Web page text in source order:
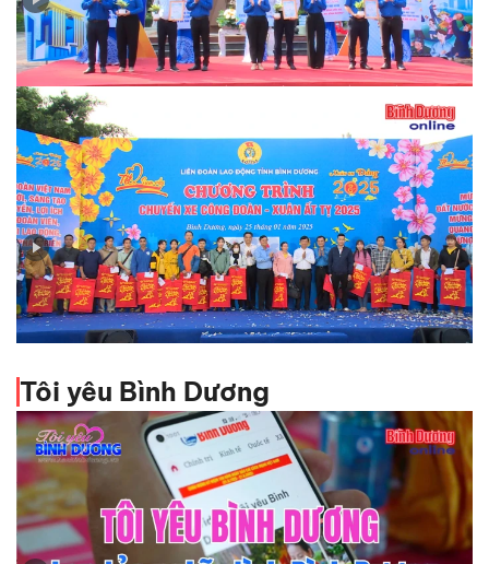
Phát động Tháng thanh niên năm 2025
Lãnh đạo tỉnh tiễn hơn 1.600 công nhân lên xe 0 đồng
về quê đón tết
Tôi yêu Bình Dương